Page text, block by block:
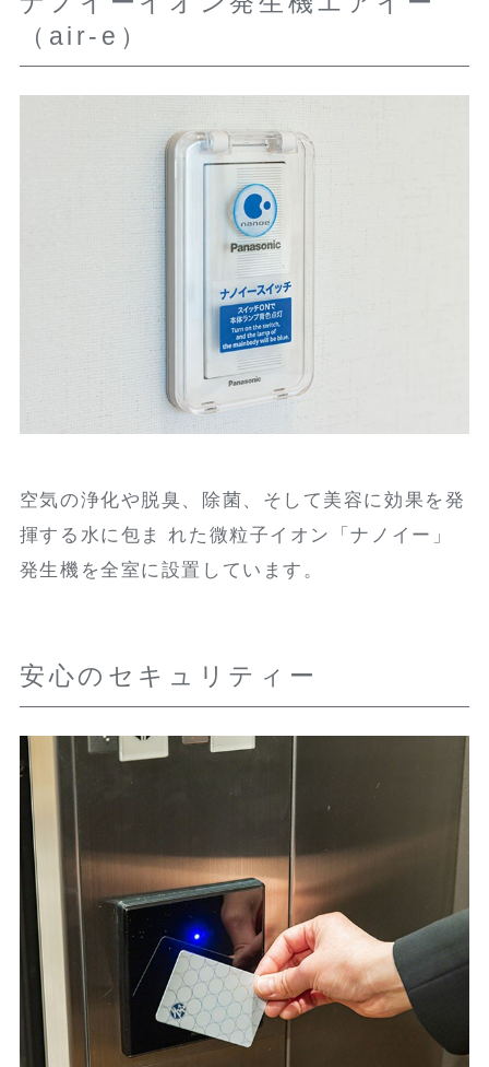
（air-e）
空気の浄化や脱臭、除菌、そして美容に効果を発
揮する水に包ま れた微粒子イオン「ナノイー」
発生機を全室に設置しています。
安心のセキュリティー